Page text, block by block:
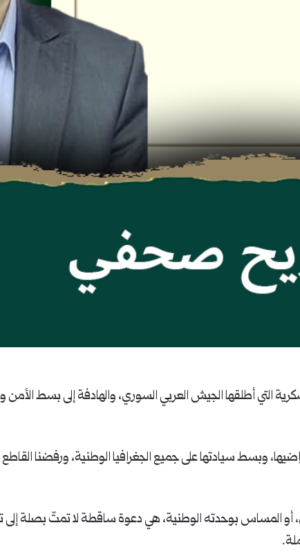
التي أطلقها الجيش العربي السوري، والهادفة إلى بسط
وبسط سيادتها على جميع الجغرافيا الوطنية، ورفضنا القاطع
المساس بوحدته الوطنية، هي دعوة ساقطة لا تمتّ بصلة إلى